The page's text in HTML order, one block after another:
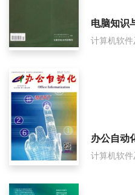
信息网络是什么级别刊物？
信息网络审稿要多久？
信息网络是国家级期刊吗？
电脑知识
计算机软件
办公自动
计算机软件